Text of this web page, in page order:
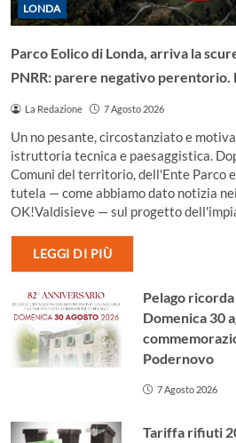
LONDA
Parco Eolico di Londa, arriva la
PNRR: parere negativo perentorio.
La Redazione 7 Agosto 2026
Un no pesante, circostanziato e
istruttoria tecnica e paesaggistica.
Comuni del territorio, dell'Ente Parco
tutela — come abbiamo dato notizia
OK!Valdisieve — sul progetto
LEGGI DI PIÙ
Pelago
Domenica 30
Podernovo
7 Agosto 2026
Tariffa rifiuti